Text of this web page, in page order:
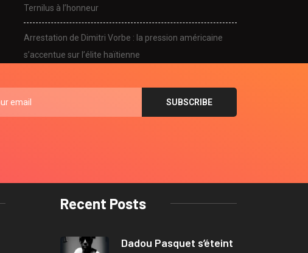
Ternilus à l’honneur
Arrestation de Dimitri Vorbe : la pression américaine
s’accentue sur l’élite haïtienne
Recent Posts
Dadou Pasquet s’éteint